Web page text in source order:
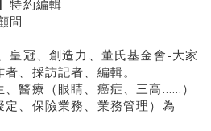
特約編輯
問
皇冠、創造力、董氏基金會-大家
、採訪記者、編輯。
醫療（眼睛、癌症、三高……）
、保險業務、業務管理）為